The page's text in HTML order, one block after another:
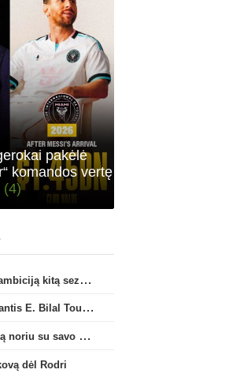
pakėlė
komandos vertę
(4)
M. Arteta: „Turime ambiciją kitą sezoną kovoti dėl visų titulų“
„Atalanta“ priklausantis E. Bilal Toure karjerą tęs „Parma“ gretose
B. Mendy: „Darau ką noriu su savo pasaulio čempionato titulu“
dėl Rodri